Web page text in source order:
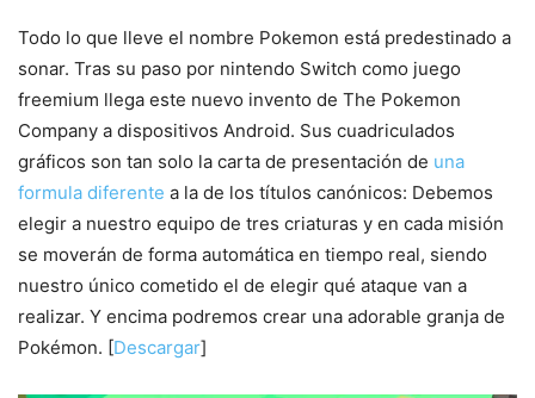
Todo lo que lleve el nombre Pokemon está predestinado a
sonar. Tras su paso por nintendo Switch como juego
freemium llega este nuevo invento de The Pokemon
Company a dispositivos Android. Sus cuadriculados
gráficos son tan solo la carta de presentación de una
formula diferente a la de los títulos canónicos: Debemos
elegir a nuestro equipo de tres criaturas y en cada misión
se moverán de forma automática en tiempo real, siendo
nuestro único cometido el de elegir qué ataque van a
realizar. Y encima podremos crear una adorable granja de
Pokémon. [Descargar]